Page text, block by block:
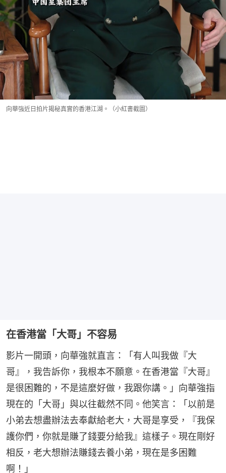
向華強近日拍片揭秘真實的香港江湖。（小紅書截圖）
在香港當「大哥」不容易
影片一開頭，向華強就直言：「有人叫我做『大
哥』，我告訴你，我根本不願意。在香港當『大哥』
是很困難的，不是這麼好做，我跟你講。」向華強指
現在的「大哥」與以往截然不同。他笑言：「以前是
小弟去想盡辦法去奉獻給老大，大哥是享受，『我保
護你們，你就是賺了錢要分給我』這樣子。現在剛好
相反，老大想辦法賺錢去養小弟，現在是多困難
啊！」